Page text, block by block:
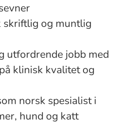
skriftlig og muntlig
utfordrende jobb med
klinisk kvalitet og
norsk spesialist i
hund og katt